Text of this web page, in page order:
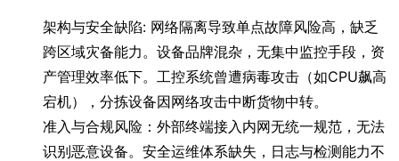
架构与安全缺陷: 网络隔离导致单点故障风险高，缺乏
跨区域灾备能力。设备品牌混杂，无集中监控手段，资
产管理效率低下。工控系统曾遭病毒攻击（如CPU飙高
宕机），分拣设备因网络攻击中断货物中转。
准入与合规风险：外部终端接入内网无统一规范，无法
识别恶意设备。安全运维体系缺失，日志与检测能力不